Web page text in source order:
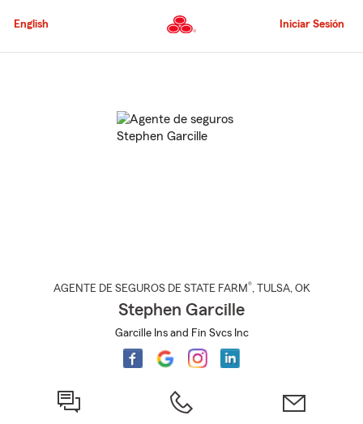
al
principal
English Iniciar Sesión
AGENTE DE SEGUROS DE STATE FARM®, TULSA, OK
Stephen Garcille
Garcille Ins and Fin Svcs Inc